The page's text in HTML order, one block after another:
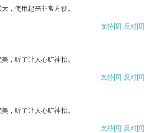
，使用起来非常方便。
支持[0] 反对[0]
，听了让人心旷神怡。
支持[0] 反对[0]
，听了让人心旷神怡。
支持[0] 反对[0]